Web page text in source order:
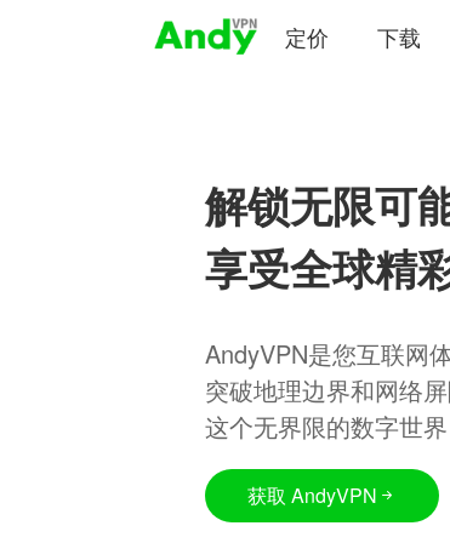
定价 下载
解锁无限可
享受全球精
AndyVPN是您互联网
突破地理边界和网络
这个无界限的数字世界
获取 AndyVPN